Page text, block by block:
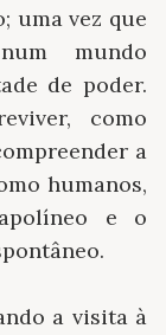
uma vez que
mundo
de poder.
como
a
humanos,
e o
a visita à